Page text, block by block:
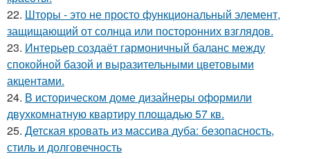
22. Шторы - это не просто функциональный элемент,
защищающий от солнца или посторонних взглядов.
23. Интерьер создаёт гармоничный баланс между
спокойной базой и выразительными цветовыми
акцентами.
24. В историческом доме дизайнеры оформили
двухкомнатную квартиру площадью 57 кв.
25. Детская кровать из массива дуба: безопасность,
стиль и долговечность